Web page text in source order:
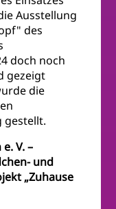
Ausstellung
des
doch noch
gezeigt
die
gestellt.
V. –
und
„Zuhause